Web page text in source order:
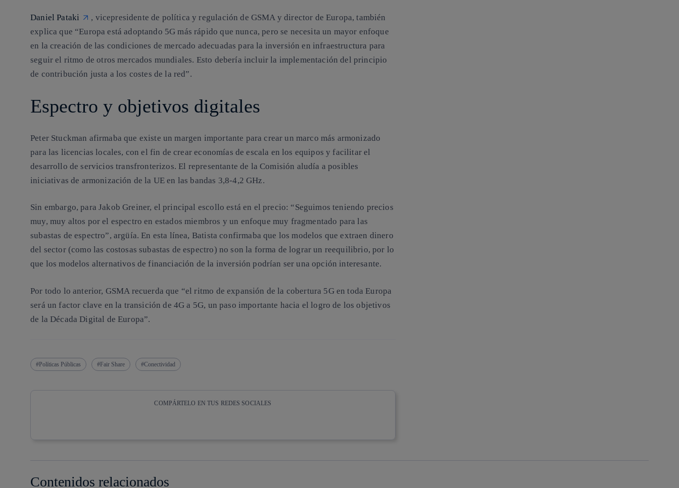
Daniel Pataki
, vicepresidente de política y regulación de GSMA y director de Europa, también
explica que “Europa está adoptando 5G más rápido que nunca, pero se necesita un mayor enfoque
en la creación de las condiciones de mercado adecuadas para la inversión en infraestructura para
seguir el ritmo de otros mercados mundiales. Esto debería incluir la implementación del principio
de contribución justa a los costes de la red”.
Espectro y objetivos digitales
Peter Stuckman afirmaba que existe un margen importante para crear un marco más armonizado
para las licencias locales, con el fin de crear economías de escala en los equipos y facilitar el
desarrollo de servicios transfronterizos. El representante de la Comisión aludía a posibles
iniciativas de armonización de la UE en las bandas 3,8-4,2 GHz.
Sin embargo, para Jakob Greiner, el principal escollo está en el precio: “Seguimos teniendo precios
muy, muy altos por el espectro en estados miembros y un enfoque muy fragmentado para las
subastas de espectro”, argüía. En esta línea, Batista confirmaba que los modelos que extraen dinero
del sector (como las costosas subastas de espectro) no son la forma de lograr un reequilibrio, por lo
que los modelos alternativos de financiación de la inversión podrían ser una opción interesante.
Por todo lo anterior, GSMA recuerda que “el ritmo de expansión de la cobertura 5G en toda Europa
será un factor clave en la transición de 4G a 5G, un paso importante hacia el logro de los objetivos
de la Década Digital de Europa”.
Políticas Públicas Fair Share Conectividad
COMPÁRTELO EN TUS REDES SOCIALES
Contenidos relacionados